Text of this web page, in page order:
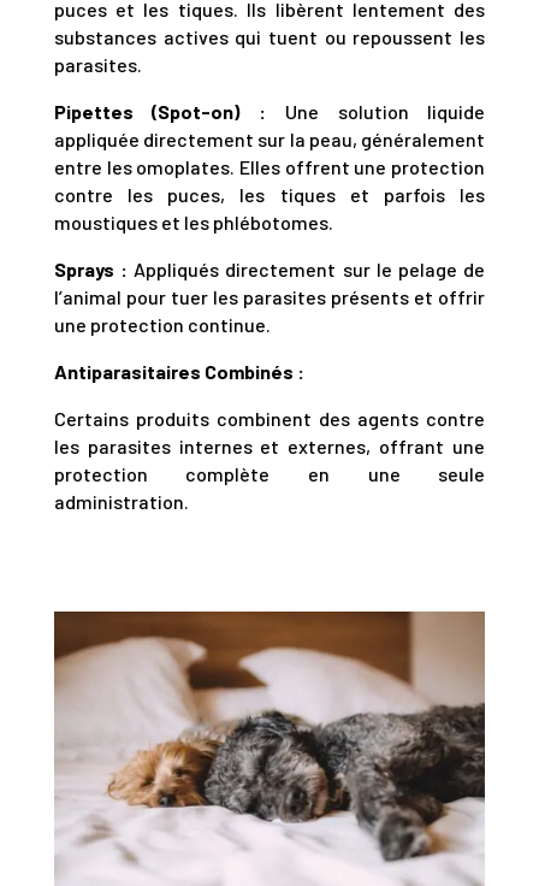
puces et les tiques. Ils libèrent lentement des
substances actives qui tuent ou repoussent les
parasites.
Pipettes (Spot-on) : Une solution liquide
appliquée directement sur la peau, généralement
entre les omoplates. Elles offrent une protection
contre les puces, les tiques et parfois les
moustiques et les phlébotomes.
Sprays : Appliqués directement sur le pelage de
l’animal pour tuer les parasites présents et offrir
une protection continue.
Antiparasitaires Combinés :
Certains produits combinent des agents contre
les parasites internes et externes, offrant une
protection complète en une seule
administration.